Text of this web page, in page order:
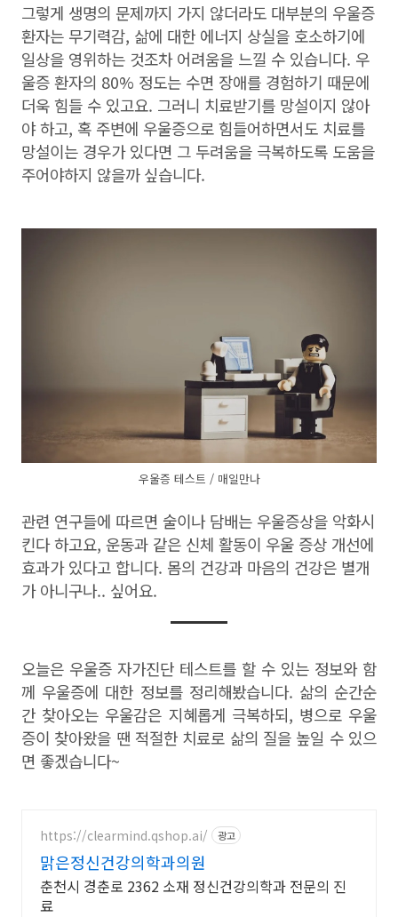
그렇게 생명의 문제까지 가지 않더라도 대부분의 우울증
환자는 무기력감, 삶에 대한 에너지 상실을 호소하기에
일상을 영위하는 것조차 어려움을 느낄 수 있습니다. 우
울증 환자의 80% 정도는 수면 장애를 경험하기 때문에
더욱 힘들 수 있고요. 그러니 치료받기를 망설이지 않아
야 하고, 혹 주변에 우울증으로 힘들어하면서도 치료를
망설이는 경우가 있다면 그 두려움을 극복하도록 도움을
주어야하지 않을까 싶습니다.
우울증 테스트 / 매일만나
관련 연구들에 따르면 술이나 담배는 우울증상을 악화시
킨다 하고요, 운동과 같은 신체 활동이 우울 증상 개선에
효과가 있다고 합니다. 몸의 건강과 마음의 건강은 별개
가 아니구나.. 싶어요.
오늘은 우울증 자가진단 테스트를 할 수 있는 정보와 함
께 우울증에 대한 정보를 정리해봤습니다. 삶의 순간순
간 찾아오는 우울감은 지혜롭게 극복하되, 병으로 우울
증이 찾아왔을 땐 적절한 치료로 삶의 질을 높일 수 있으
면 좋겠습니다~
https://clearmind.qshop.ai/ 광고
맑은정신건강의학과의원
춘천시 경춘로 2362 소재 정신건강의학과 전문의 진
료